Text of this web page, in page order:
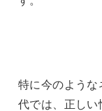
特に今のよう
代では、正し